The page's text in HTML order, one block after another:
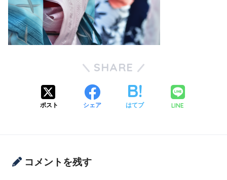
SHARE
ポスト シェア はてブ LINE
コメントを残す